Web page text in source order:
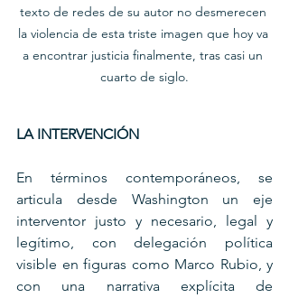
texto de redes de su autor no desmerecen
la violencia de esta triste imagen que hoy va
a encontrar justicia finalmente, tras casi un
cuarto de siglo.
LA INTERVENCIÓN
En términos contemporáneos, se
articula desde Washington un eje
interventor justo y necesario, legal y
legítimo, con delegación política
visible en figuras como Marco Rubio, y
con una narrativa explícita de